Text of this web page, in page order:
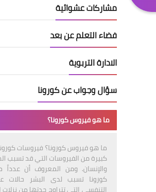
مشاركات عشوائية
فضاء التعلم عن بعد
الادارة التربوية
سؤال وجواب عن كورونا
ما هو فيروس كورونا؟
ما هو فيروس كورونا؟ فيروسات
كبيرة من الفيروسات التي قد تسبب
والإنسان. ومن المعروف أن
كورونا تسبب لدى البشر حالات